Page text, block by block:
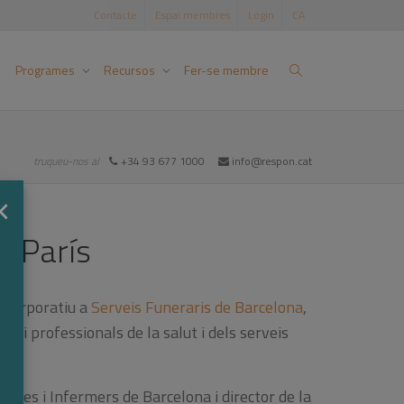
Contacte Espai membres Login CA
Programes Recursos Fer-se membre
truqueu-nos al +34 93 677 1000 info@respon.cat
París
corporatiu aServeis Funeraris de Barcelona,
i professionals de la salut i dels serveis
i Infermers de Barcelona i director de la